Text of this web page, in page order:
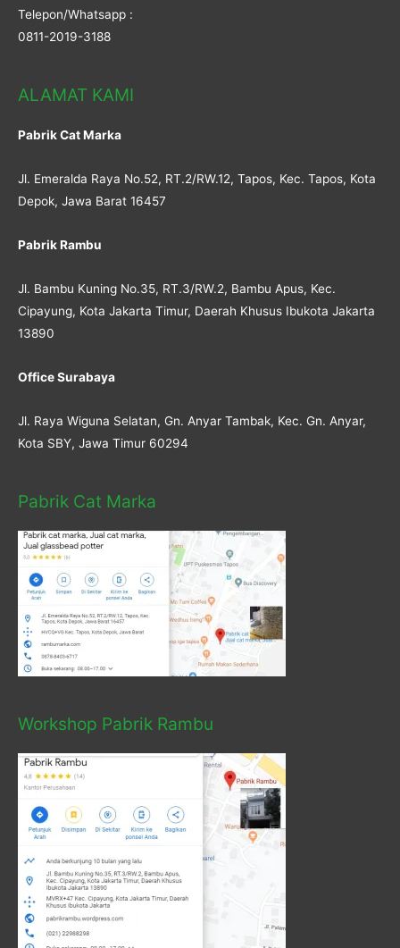
Telepon/Whatsapp :
0811-2019-3188
ALAMAT KAMI
Pabrik Cat Marka
Jl. Emeralda Raya No.52, RT.2/RW.12, Tapos, Kec. Tapos, Kota
Depok, Jawa Barat 16457
Pabrik Rambu
Jl. Bambu Kuning No.35, RT.3/RW.2, Bambu Apus, Kec.
Cipayung, Kota Jakarta Timur, Daerah Khusus Ibukota Jakarta
13890
Office Surabaya
Jl. Raya Wiguna Selatan, Gn. Anyar Tambak, Kec. Gn. Anyar,
Kota SBY, Jawa Timur 60294
Pabrik Cat Marka
Workshop Pabrik Rambu